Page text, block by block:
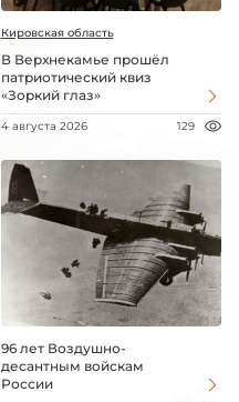
Кировская область
В Верхнекамье прошёл
патриотический квиз
«Зоркий глаз»
4 августа 2026 129
96 лет Воздушно-
десантным войскам
России